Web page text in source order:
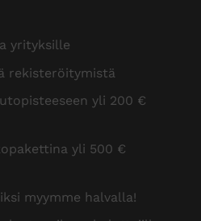
yrityksille
rekisteröitymistä
yli 200 €
yli 500 €
myymme halvalla!